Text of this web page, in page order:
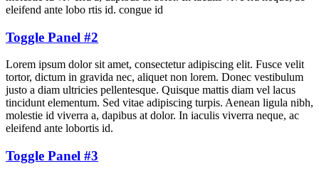
eleifend ante lobo rtis id. congue id
Toggle Panel #2
Lorem ipsum dolor sit amet, consectetur adipiscing elit. Fusce velit
tortor, dictum in gravida nec, aliquet non lorem. Donec vestibulum
justo a diam ultricies pellentesque. Quisque mattis diam vel lacus
tincidunt elementum. Sed vitae adipiscing turpis. Aenean ligula nibh,
molestie id viverra a, dapibus at dolor. In iaculis viverra neque, ac
eleifend ante lobortis id.
Toggle Panel #3